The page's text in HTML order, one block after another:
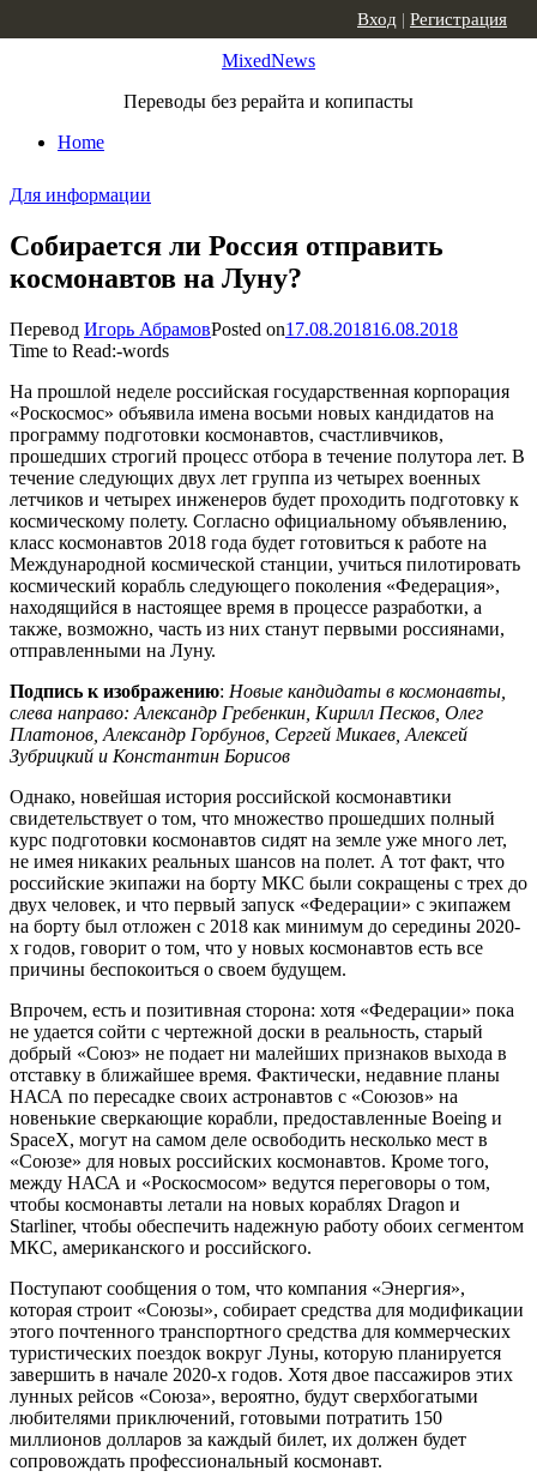
MixedNews
Переводы без рерайта и копипасты
Home
Вход | Регистрация
Для информации
Cобирается ли Россия отправить
космонавтов на Луну?
Перевод Игорь АбрамовPosted on17.08.201816.08.2018
Time to Read:-words
На прошлой неделе российская государственная корпорация
«Роскосмос» объявила имена восьми новых кандидатов на
программу подготовки космонавтов, счастливчиков,
прошедших строгий процесс отбора в течение полутора лет. В
течение следующих двух лет группа из четырех военных
летчиков и четырех инженеров будет проходить подготовку к
космическому полету. Согласно официальному объявлению,
класс космонавтов 2018 года будет готовиться к работе на
Международной космической станции, учиться пилотировать
космический корабль следующего поколения «Федерация»,
находящийся в настоящее время в процессе разработки, а
также, возможно, часть из них станут первыми россиянами,
отправленными на Луну.
Подпись к изображению: Новые кандидаты в космонавты,
слева направо: Александр Гребенкин, Кирилл Песков, Олег
Платонов, Александр Горбунов, Сергей Микаев, Алексей
Зубрицкий и Константин Борисов
Однако, новейшая история российской космонавтики
свидетельствует о том, что множество прошедших полный
курс подготовки космонавтов сидят на земле уже много лет,
не имея никаких реальных шансов на полет. А тот факт, что
российские экипажи на борту МКС были сокращены с трех до
двух человек, и что первый запуск «Федерации» с экипажем
на борту был отложен с 2018 как минимум до середины 2020-
х годов, говорит о том, что у новых космонавтов есть все
причины беспокоиться о своем будущем.
Впрочем, есть и позитивная сторона: хотя «Федерации» пока
не удается сойти с чертежной доски в реальность, старый
добрый «Союз» не подает ни малейших признаков выхода в
отставку в ближайшее время. Фактически, недавние планы
НАСА по пересадке своих астронавтов с «Союзов» на
новенькие сверкающие корабли, предоставленные Boeing и
SpaceX, могут на самом деле освободить несколько мест в
«Союзе» для новых российских космонавтов. Кроме того,
между НАСА и «Роскосмосом» ведутся переговоры о том,
чтобы космонавты летали на новых кораблях Dragon и
Starliner, чтобы обеспечить надежную работу обоих сегментом
МКС, американского и российского.
Поступают сообщения о том, что компания «Энергия»,
которая строит «Союзы», собирает средства для модификации
этого почтенного транспортного средства для коммерческих
туристических поездок вокруг Луны, которую планируется
завершить в начале 2020-х годов. Хотя двое пассажиров этих
лунных рейсов «Союза», вероятно, будут сверхбогатыми
любителями приключений, готовыми потратить 150
миллионов долларов за каждый билет, их должен будет
сопровождать профессиональный космонавт.